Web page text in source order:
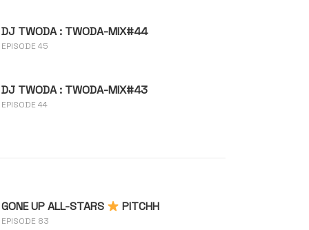
DJ TWODA : TWODA-MIX#44
EPISODE 45
DJ TWODA : TWODA-MIX#43
EPISODE 44
GONE UP ALL-STARS PITCHH
EPISODE 83